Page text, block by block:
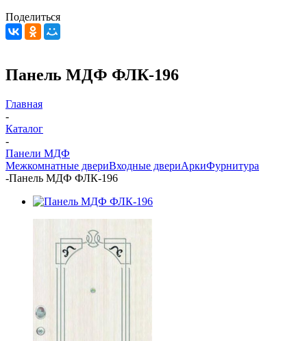
Поделиться
Панель МДФ ФЛК-196
Главная
-
Каталог
-
Панели МДФ
Межкомнатные двериВходные двериАркиФурнитура
-Панель МДФ ФЛК-196